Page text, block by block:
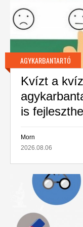
AGYKARBANTARTÓ
Kvízt a
is
Morn
2026.08.06